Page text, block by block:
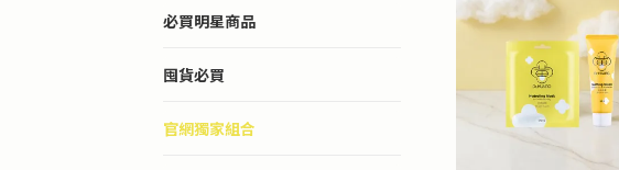
必買明星商品
囤貨必買
官網獨家組合